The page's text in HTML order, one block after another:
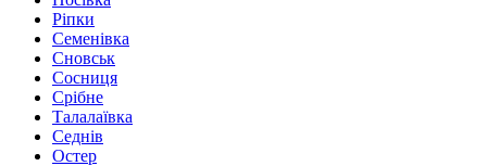
Ріпки
Семенівка
Сновськ
Сосниця
Срібне
Талалаївка
Седнів
Остер